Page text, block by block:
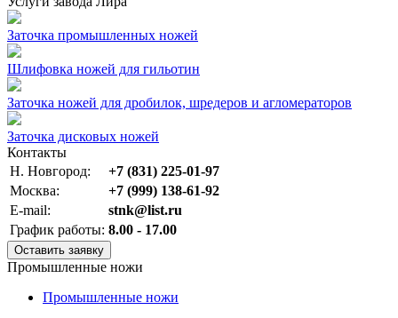
Заточка промышленных ножей
Шлифовка ножей для гильотин
Заточка ножей для дробилок, шредеров и агломераторов
Заточка дисковых ножей
Контакты
Н. Новгород:
+7 (831) 225-01-97
Москва:
+7 (999) 138-61-92
E-mail:
stnk@list.ru
График работы: 8.00 - 17.00
Оставить заявку
Промышленные ножи
Промышленные ножи